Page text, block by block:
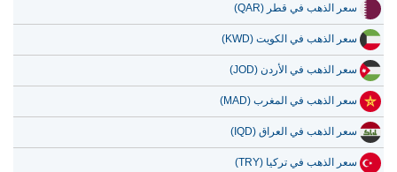
سعر الذهب في قطر (QAR)
سعر الذهب في الكويت (KWD)
سعر الذهب في الأردن (JOD)
سعر الذهب في المغرب (MAD)
سعر الذهب في العراق (IQD)
سعر الذهب في تركيا (TRY)